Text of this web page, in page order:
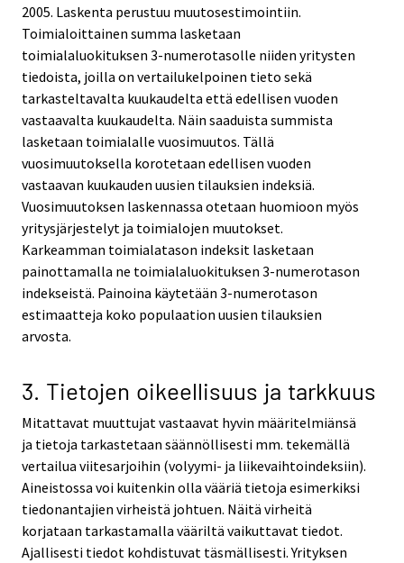
2005. Laskenta perustuu muutosestimointiin.
Toimialoittainen summa lasketaan
toimialaluokituksen 3-numerotasolle niiden yritysten
tiedoista, joilla on vertailukelpoinen tieto sekä
tarkasteltavalta kuukaudelta että edellisen vuoden
vastaavalta kuukaudelta. Näin saaduista summista
lasketaan toimialalle vuosimuutos. Tällä
vuosimuutoksella korotetaan edellisen vuoden
vastaavan kuukauden uusien tilauksien indeksiä.
Vuosimuutoksen laskennassa otetaan huomioon myös
yritysjärjestelyt ja toimialojen muutokset.
Karkeamman toimialatason indeksit lasketaan
painottamalla ne toimialaluokituksen 3-numerotason
indekseistä. Painoina käytetään 3-numerotason
estimaatteja koko populaation uusien tilauksien
arvosta.
3. Tietojen oikeellisuus ja tarkkuus
Mitattavat muuttujat vastaavat hyvin määritelmiänsä
ja tietoja tarkastetaan säännöllisesti mm. tekemällä
vertailua viitesarjoihin (volyymi- ja liikevaihtoindeksiin).
Aineistossa voi kuitenkin olla vääriä tietoja esimerkiksi
tiedonantajien virheistä johtuen. Näitä virheitä
korjataan tarkastamalla vääriltä vaikuttavat tiedot.
Ajallisesti tiedot kohdistuvat täsmällisesti. Yrityksen